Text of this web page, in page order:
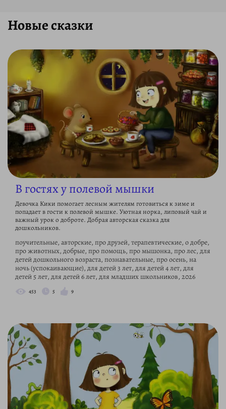
Новые сказки
В гостях у полевой мышки
Девочка Кики помогает лесным жителям готовиться к зиме и
попадает в гости к полевой мышке. Уютная норка, липовый чай и
важный урок о доброте. Добрая авторская сказка для
дошкольников.
поучительные, авторские, про друзей, терапевтические, о добре,
про животных, добрые, про помощь, про мышонка, про лес, для
детей дошкольного возраста, познавательные, про осень, на
ночь (успокаивающие), для детей 3 лет, для детей 4 лет, для
детей 5 лет, для детей 6 лет, для младших школьников, 2026
453 5 9